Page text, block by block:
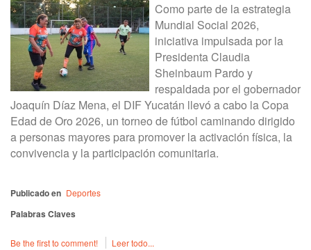
Como parte de la estrategia
Mundial Social 2026,
iniciativa impulsada por la
Presidenta Claudia
Sheinbaum Pardo y
respaldada por el gobernador
Joaquín Díaz Mena, el DIF Yucatán llevó a cabo la Copa
Edad de Oro 2026, un torneo de fútbol caminando dirigido
a personas mayores para promover la activación física, la
convivencia y la participación comunitaria.
Publicado en Deportes
Palabras Claves
Be the first to comment! Leer todo...